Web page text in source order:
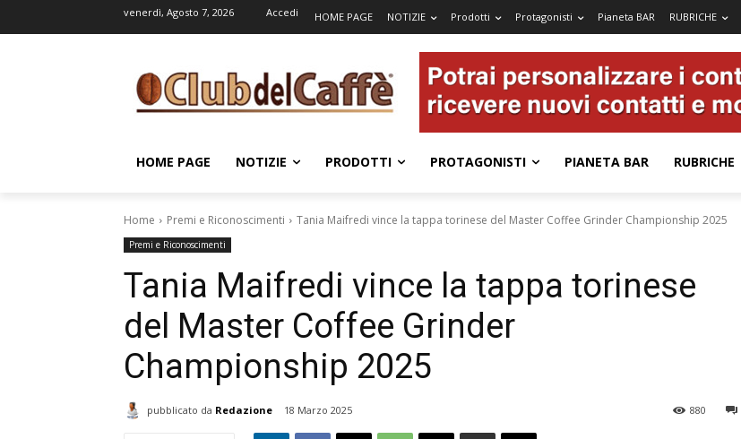
venerdì, Agosto 7, 2026 Accedi HOME PAGE NOTIZIE Prodotti Protagonisti Pianeta BAR RUBRICHE
HOME PAGE NOTIZIE PRODOTTI PROTAGONISTI PIANETA BAR RUBRICHE
Home Premi e Riconoscimenti Tania Maifredi vince la tappa torinese del Master Coffee Grinder Championship 2025
Premi e Riconoscimenti
Tania Maifredi vince la tappa torinese
del Master Coffee Grinder
Championship 2025
pubblicato da Redazione 18 Marzo 2025 880